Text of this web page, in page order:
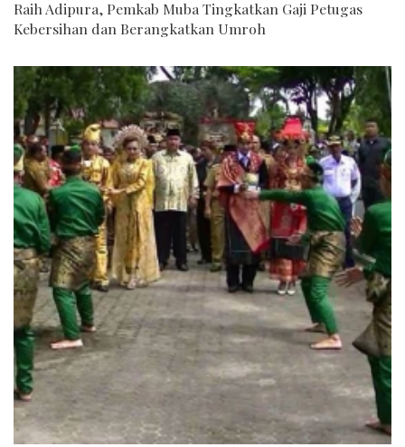
Raih Adipura, Pemkab Muba Tingkatkan Gaji Petugas
Kebersihan dan Berangkatkan Umroh